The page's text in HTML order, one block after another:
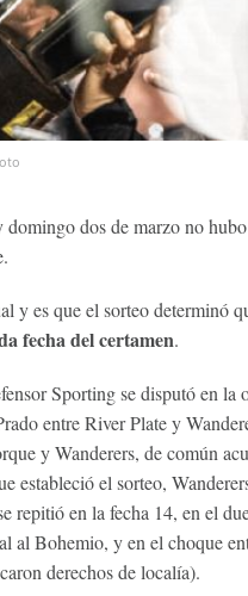
dos de marzo no
y es que el sorteo determinó
fecha del certamen.
Sporting se disputó en la
entre River Plate y
y Wanderers, de común
estableció el sorteo,
repitió en la fecha 14, en el
al Bohemio, y en el choque
derechos de localía).